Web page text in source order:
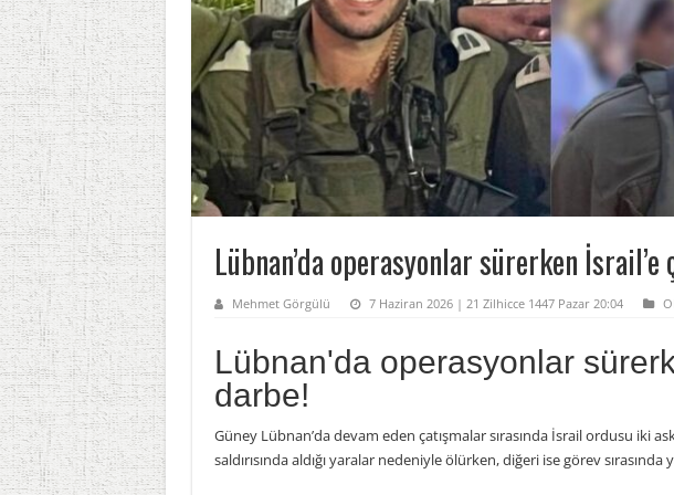
Lübnan’da operasyonlar sürerken
Mehmet Görgülü 7 Haziran 2026 | 21 Zilhicce 1447 Pazar 20:04
Lübnan'da operasyonlar
darbe!
Güney Lübnan’da devam eden çatışmalar sırasında İsrail ordusu iki
saldırısında aldığı yaralar nedeniyle ölürken, diğeri ise görev sırasında